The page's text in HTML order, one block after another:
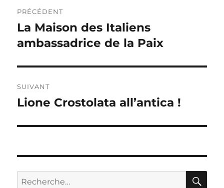
de
l’article
PRÉCÉDENT
Publication
précédente :
La Maison des Italiens
ambassadrice de la Paix
SUIVANT
Publication
Lione Crostolata all’antica !
Recherche